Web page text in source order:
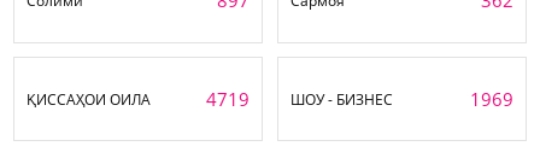
ҚИССАҲОИ ОИЛА 4719 ШОУ - БИЗНЕС 1969